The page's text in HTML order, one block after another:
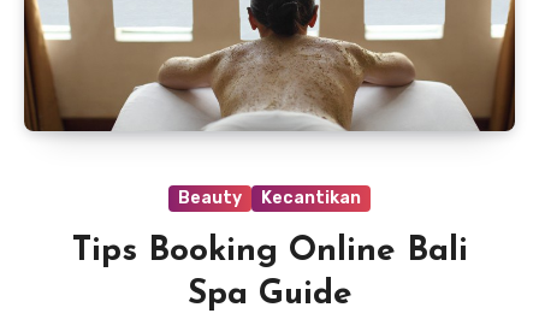
Beauty Kecantikan
Tips Booking Online Bali
Spa Guide